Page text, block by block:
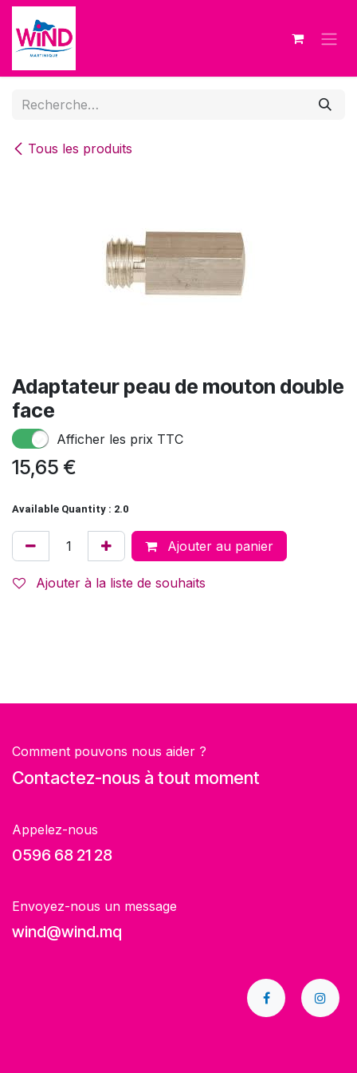
Se rendre au contenu
Tous les produits
Adaptateur peau de mouton double
face
Afficher les prix TTC
15,65 €
Available Quantity : 2.0
Ajouter au panier
Ajouter à la liste de souhaits
Comment pouvons nous aider ?
Contactez-nous à tout moment
Appelez-nous
0596 68 21 28
Envoyez-nous un message
wind@wind.mq